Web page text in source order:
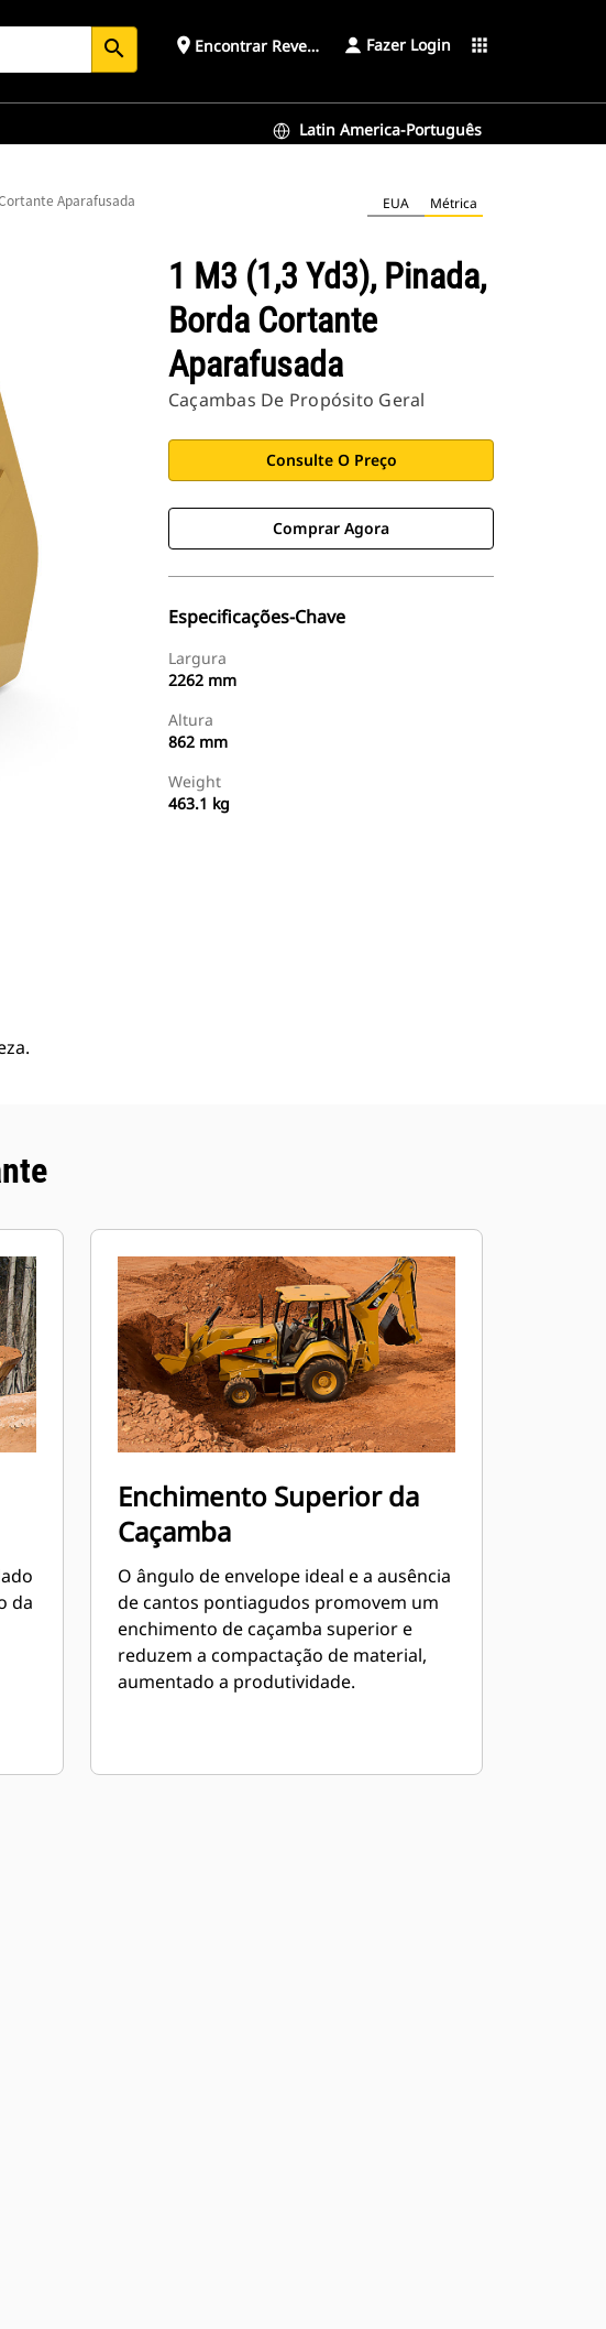
search place Encontrar Revendedor Fazer Login apps
Latin America-Português
Aparafusada EUA Métrica
1 M3 (1,3 Yd3), Pinada,
Borda Cortante
Aparafusada
Caçambas De Propósito Geral
Consulte O Preço
Comprar Agora
Especificações-Chave
Largura
2262 mm
Altura
862 mm
Weight
463.1 kg
da
Enchimento Superior da
Caçamba
O ângulo de envelope ideal e a ausência
de cantos pontiagudos promovem um
enchimento de caçamba superior e
reduzem a compactação de material,
aumentado a produtividade.